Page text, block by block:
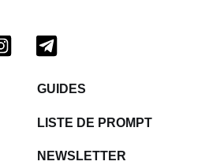
GUIDES
LISTE DE PROMPT
NEWSLETTER